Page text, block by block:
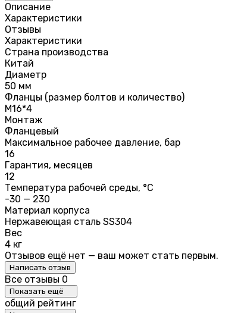
Описание
Характеристики
Отзывы
Характеристики
Страна производства
Китай
Диаметр
50 мм
Фланцы (размер болтов и количество)
М16*4
Монтаж
Фланцевый
Максимальное рабочее давление, бар
16
Гарантия, месяцев
12
Температура рабочей среды, °C
-30 — 230
Материал корпуса
Нержавеющая сталь SS304
Вес
4 кг
Отзывов ещё нет — ваш может стать первым.
Написать отзыв
Все отзывы 0
Показать ещё
общий рейтинг